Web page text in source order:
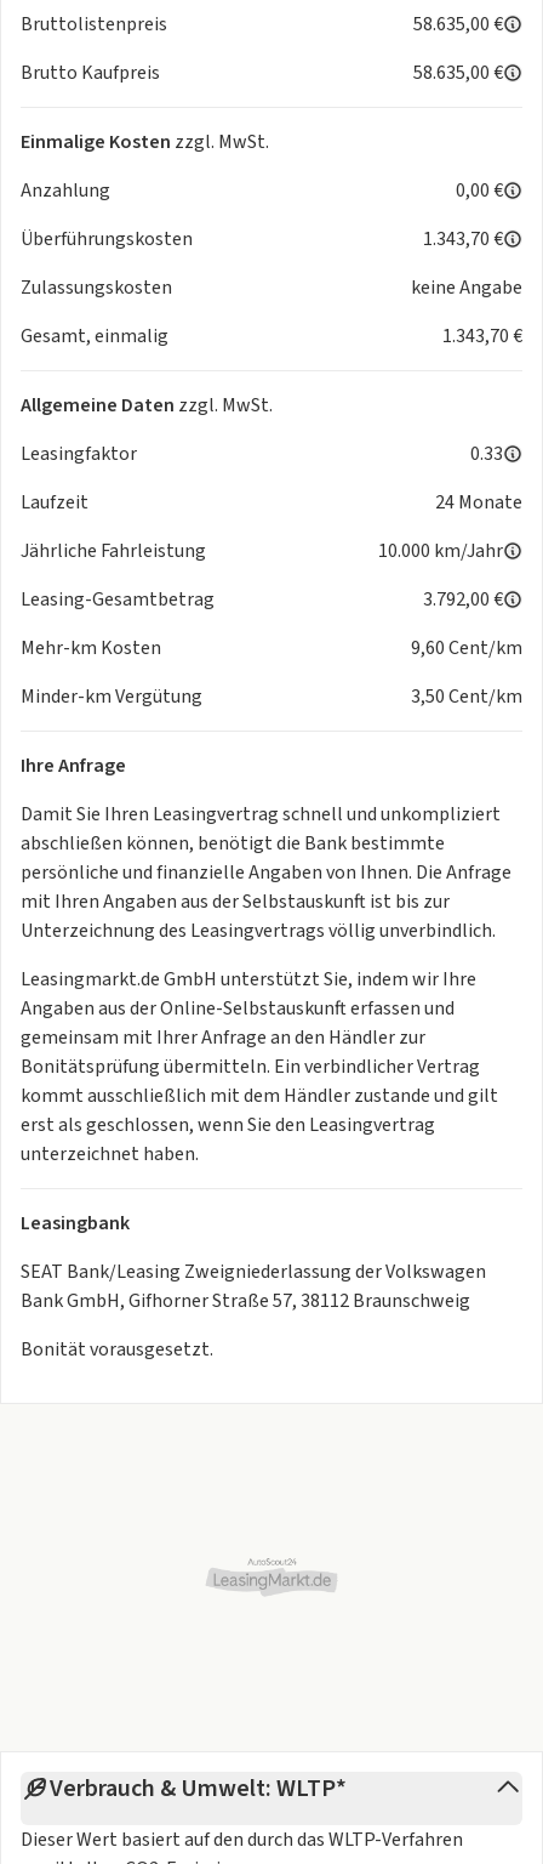
* Kessy advanced, schlüsselloses Schließ- und Startsystem
* Komfortöffnung Heckklappe (Virtuelles Pedal)
* Kreuzungsassistent
* CUPRA Pedalerie und Fußablage in Dark Aluminium
Welcome Ceremony
* 2 Leseleuchten vorn,2 hinten
* Ablenkungs- und Müdigkeitserkennung
* Außenspiegel mit Memoryfunktion elektrisch
anklapp-/einstellbar, separat
beheizbar
* Climatronic ( 3-Zonen ) mit Klimabedienteil hinten
* CUPRA Supersportmultifunktionslenkrad, beheizbar mit
CUPRA Mode Selector
* Dachreling, schwarz
* Diebstahl-Warnanlage inkl. Innenraumüberwachng, Back-
up-Horn,
Abschleppschutz
* LED- Hauptscheinwerfer mit variabler Lichtverteilung
* Leichtmetallräder 8J x 19
* Lendenwirbelstütze, elektr. einstellbar für linke
Vordersitzlehne
* Leuchtweitenregulierung,autom.dynamisch (reguliert sich
im Fahrbetrieb)
* Matrix-Beam hochauflösend plus digitale Projektion
* Mittelarmlehne vorn
* Nebelscheinwerfer
* Pannen-Set
* Privater Notruf
* Progressivlenkung
* Reifen 245/40 R19 94Y sportiv (Polymerbeschichtung)
* Reifendruckkontrolle
* Scheibenbremsen vorn
* Sitzbezüge in Stoff
* Sitzeinstellung, links elektrisch mit Memory, rechts
mechan. höheneinstellbar
* Smart Ambient Light
* Vorbereitet für die Aktivierung von CUPRA CONNECT mit
Bruttolistenpreis
58.635,00 €
Brutto Kaufpreis
58.635,00 €
Einmalige Kosten zzgl. MwSt.
Anzahlung
0,00 €
Überführungskosten
1.343,70 €
Zulassungskosten
keine Angabe
Gesamt, einmalig
1.343,70 €
Allgemeine Daten zzgl. MwSt.
Leasingfaktor
0.33
Laufzeit
24 Monate
Jährliche Fahrleistung
10.000 km/Jahr
Leasing-Gesamtbetrag
3.792,00 €
Mehr-km Kosten
9,60 Cent/km
Minder-km Vergütung
3,50 Cent/km
Ihre Anfrage
Damit Sie Ihren Leasingvertrag schnell und unkompliziert
abschließen können, benötigt die Bank bestimmte
persönliche und finanzielle Angaben von Ihnen. Die Anfrage
mit Ihren Angaben aus der Selbstauskunft ist bis zur
Unterzeichnung des Leasingvertrags völlig unverbindlich.
Leasingmarkt.de GmbH unterstützt Sie, indem wir Ihre
Angaben aus der Online-Selbstauskunft erfassen und
gemeinsam mit Ihrer Anfrage an den Händler zur
Bonitätsprüfung übermitteln. Ein verbindlicher Vertrag
kommt ausschließlich mit dem Händler zustande und gilt
erst als geschlossen, wenn Sie den Leasingvertrag
unterzeichnet haben.
Leasingbank
SEAT Bank/Leasing Zweigniederlassung der Volkswagen
Bank GmbH, Gifhorner Straße 57, 38112 Braunschweig
Bonität vorausgesetzt.
Verbrauch & Umwelt: WLTP*
Dieser Wert basiert auf den durch dasWLTP-Verfahren